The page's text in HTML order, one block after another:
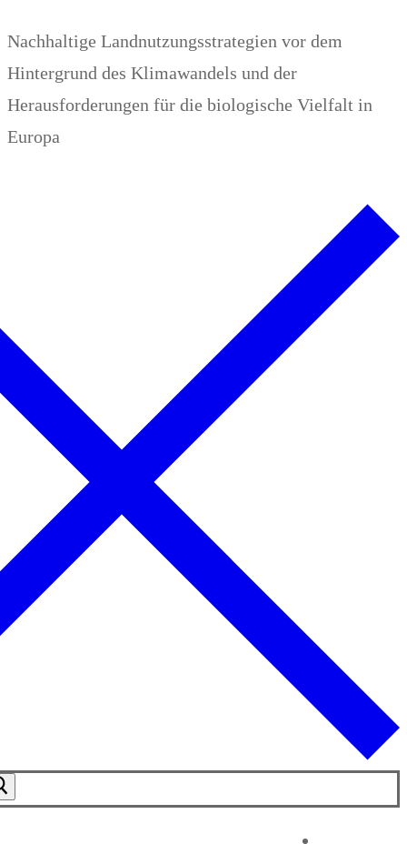
Inhalt
springen
Nachhaltige Landnutzungsstrategien vor dem
Hintergrund des Klimawandels und der
Herausforderungen für die biologische Vielfalt in
Europa